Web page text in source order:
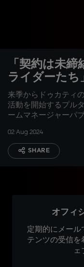
「契約は未
ライダーたち
来季からドゥカティ
活動を開始するプル
ームマネージャーパ
段階であることを説明
02 Aug 2024
SHARE
オフィ
定期的にメール
テンツの受信を
ェ